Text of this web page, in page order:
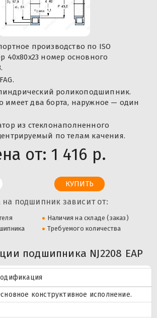
производство по ISO
40x80x23 номер основного
роликоподшипник.
имеет два борта, наружное — один
из стеклонаполненного
по телам качения.
от: 1 416 р.
на подшипник зависит от:
Наличия на складе (заказ)
Требуемого количества
подшипника NJ2208 EAP
конструктивное исполнение.